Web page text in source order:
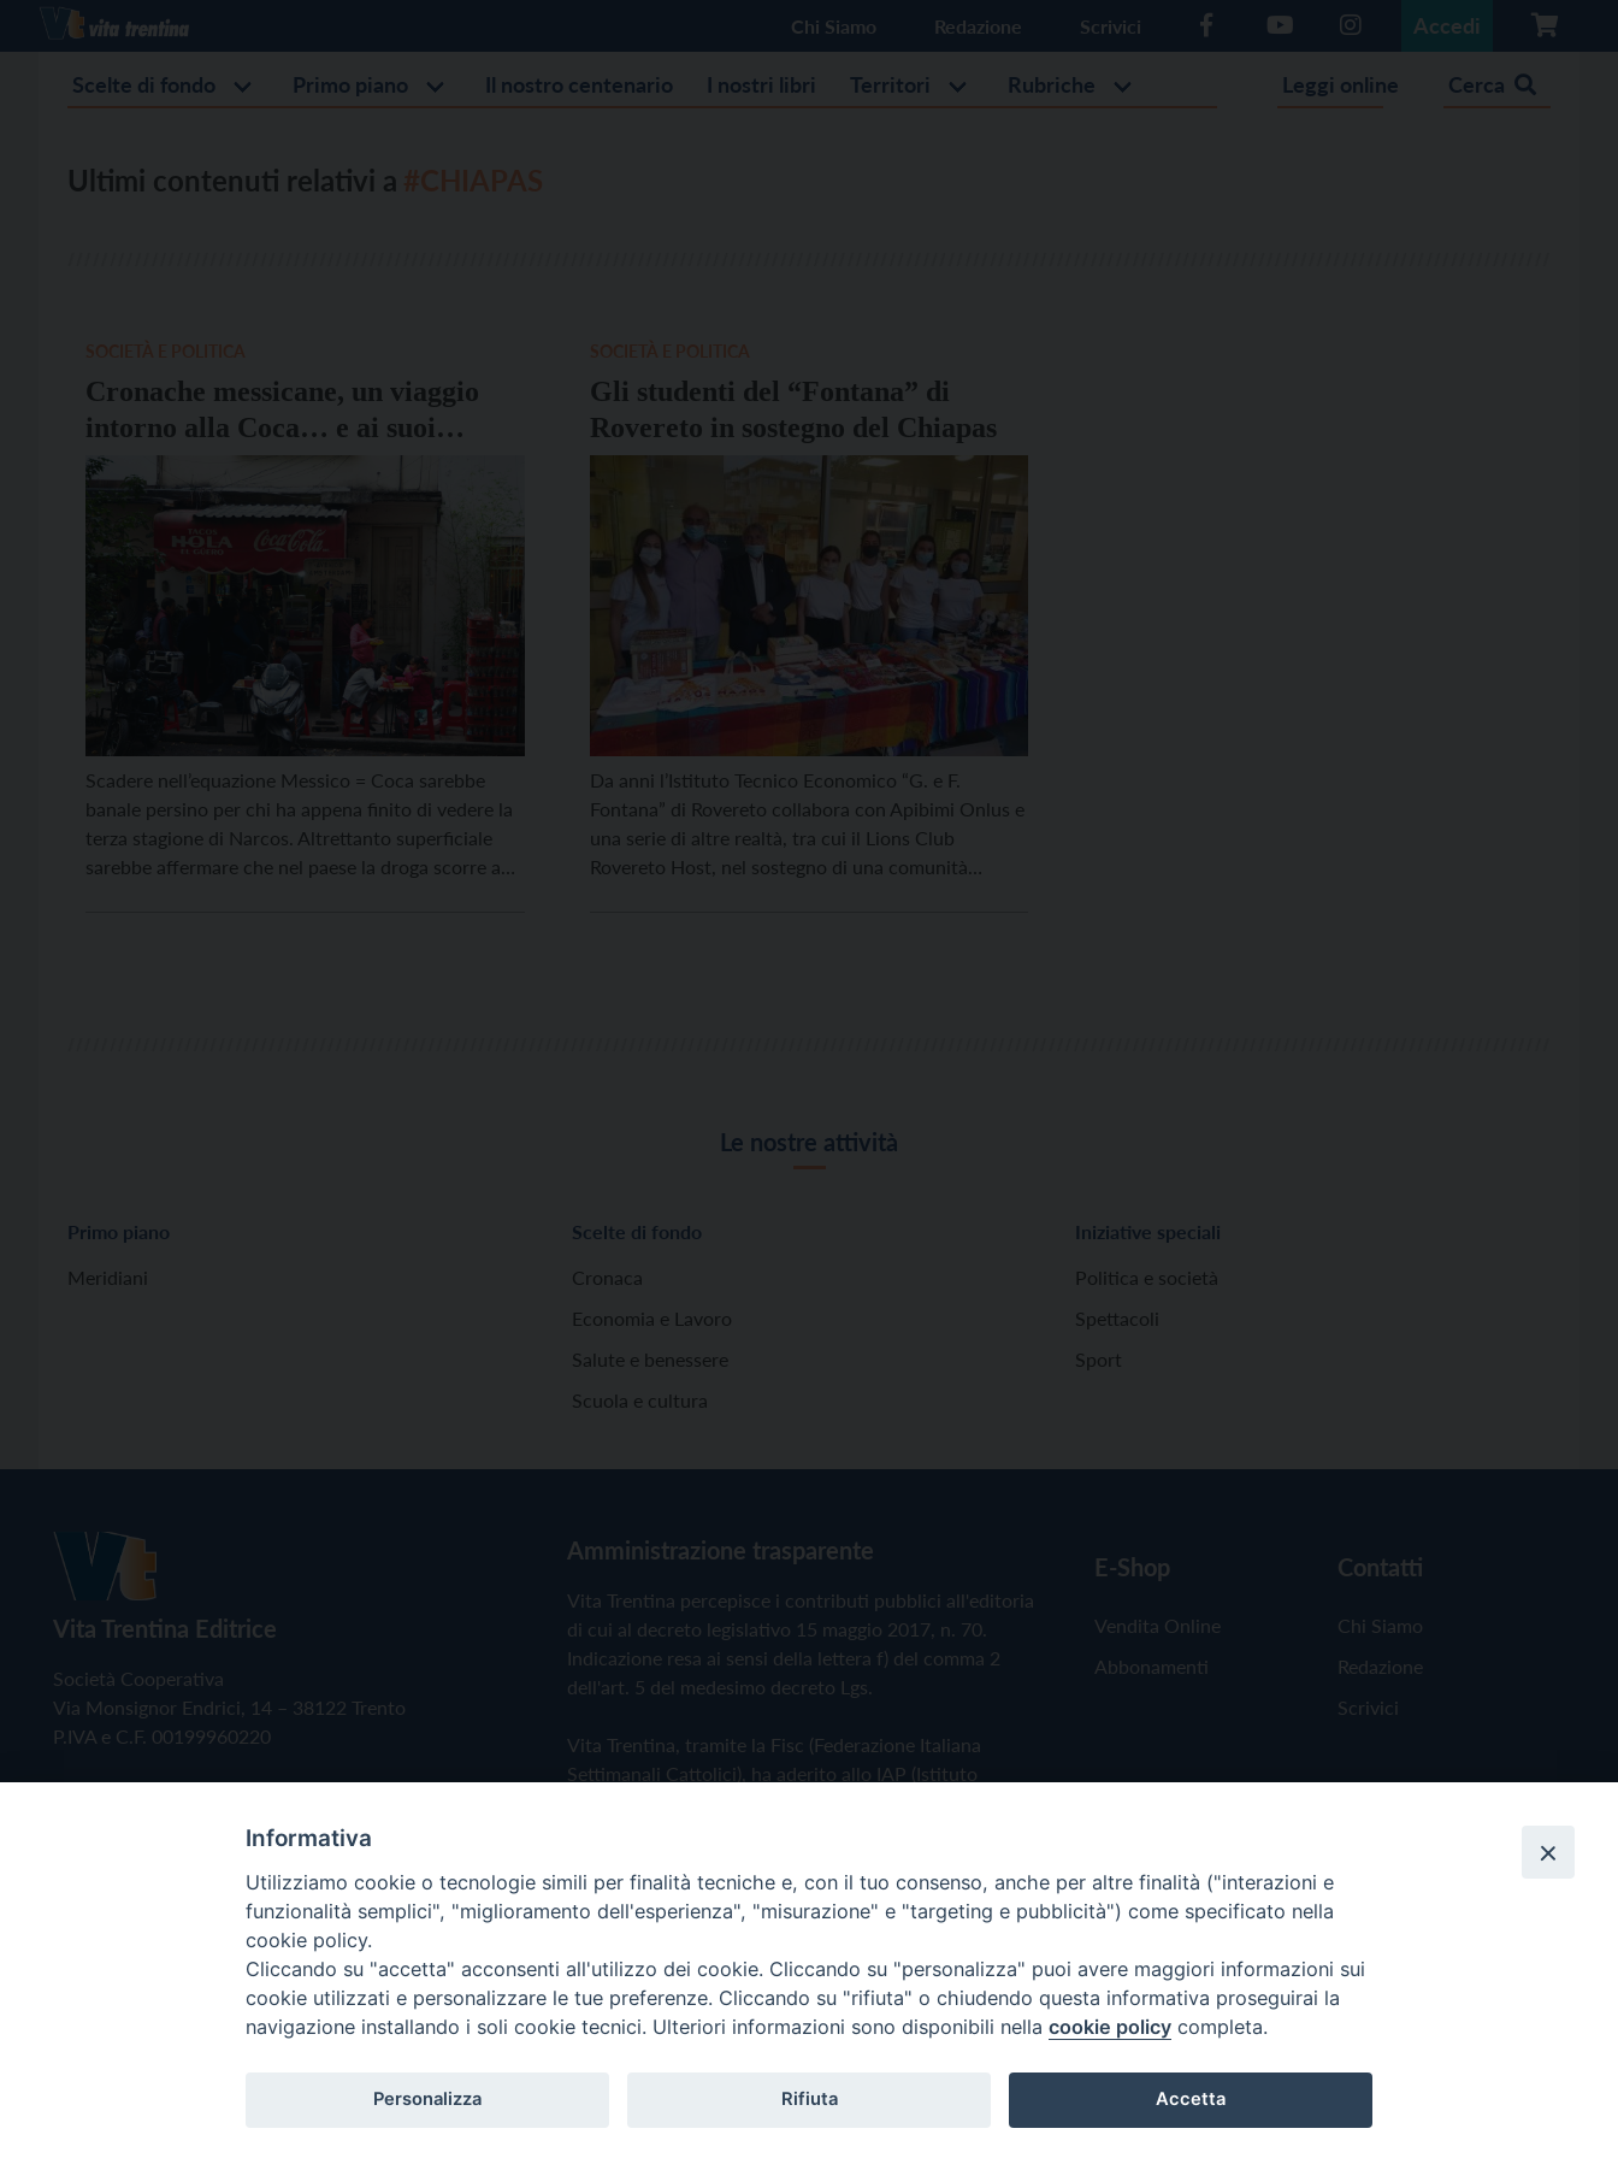
Chi Siamo Redazione Scrivici Accedi
Scelte di fondo Primo piano Il nostro centenario I nostri libri Territori Rubriche Leggi online Cerca
Ultimi contenuti relativi a
Cronache messicane, un viaggio
intorno alla Coca… e ai suoi
derivati
Scadere nell’equazione Messico = Coca sarebbe
banale persino per chi ha appena finito di vedere la
terza stagione di Narcos. Altrettanto superficiale
sarebbe affermare che nel paese la droga scorre a
Gli studenti del “Fontana” di
Rovereto in sostegno del Chiapas
Da anni l’Istituto Tecnico Economico “G. e F.
Fontana” di Rovereto collabora con Apibimi Onlus e
una serie di altre realtà, tra cui il Lions Club
Rovereto Host, nel sostegno di una comunità
Le nostre attività
Primo piano
Meridiani
Scelte di fondo
Cronaca
Economia e Lavoro
Salute e benessere
Scuola e cultura
Iniziative speciali
Politica e società
Spettacoli
Sport
Vita Trentina Editrice
Società Cooperativa
Via Monsignor Endrici, 14 – 38122 Trento
P.IVA e C.F. 00199960220
Amministrazione trasparente
Vita Trentina percepisce i contributi pubblici all'editoria
di cui al decreto legislativo 15 maggio 2017, n. 70.
Indicazione resa ai sensi della lettera f) del comma 2
dell'art. 5 del medesimo decreto Lgs.
Vita Trentina, tramite la Fisc (Federazione Italiana
Settimanali Cattolici), ha aderito allo IAP (Istituto
Privacy Policy Cookie Policy
E-Shop
Vendita Online
Abbonamenti
Contatti
Chi Siamo
Redazione
Scrivici
Copyright © 2019 - Tutti i diritti riservati - Vita Trentina Editrice
Informativa
Utilizziamo cookie o tecnologie simili per finalità tecniche e, con il tuo consenso, anche per altre finalità ("interazioni e
funzionalità semplici", "miglioramento dell'esperienza", "misurazione" e "targeting e pubblicità") come specificato nella
cookie policy.
Cliccando su "accetta" acconsenti all'utilizzo dei cookie. Cliccando su "personalizza" puoi avere maggiori informazioni sui
cookie utilizzati e personalizzare le tue preferenze. Cliccando su "rifiuta" o chiudendo questa informativa proseguirai la
navigazione installando i soli cookie tecnici. Ulteriori informazioni sono disponibili nella cookie policy completa.
Personalizza Rifiuta Accetta